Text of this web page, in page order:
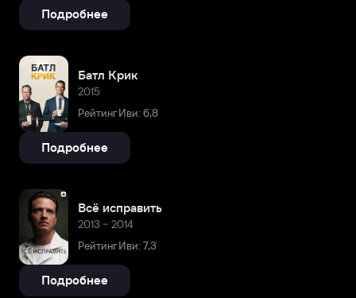
Подробнее
Батл Крик
2015
Рейтинг Иви: 6,8
Подробнее
Всё исправить
2013 – 2014
Рейтинг Иви: 7,3
Подробнее